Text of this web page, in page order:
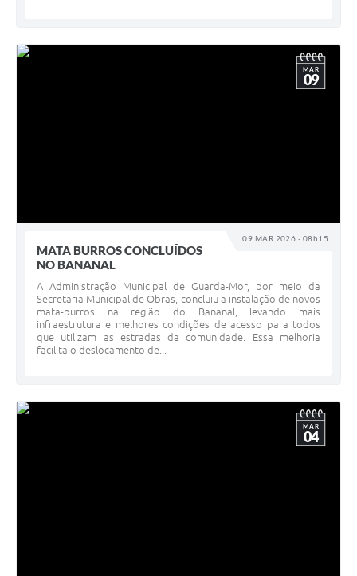
09 MAR 2026 - 08h15
MAR
09
MATA BURROS CONCLUÍDOS
NO BANANAL
A Administração Municipal de Guarda-Mor, por meio da
Secretaria Municipal de Obras, concluiu a instalação de novos
mata-burros na região do Bananal, levando mais
infraestrutura e melhores condições de acesso para todos
que utilizam as estradas da comunidade. Essa melhoria
facilita o deslocamento de...
MAR
04